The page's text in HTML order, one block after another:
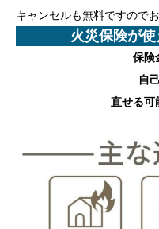
キャンセルも無料ですので
火災保険が
保険
自
直せる可